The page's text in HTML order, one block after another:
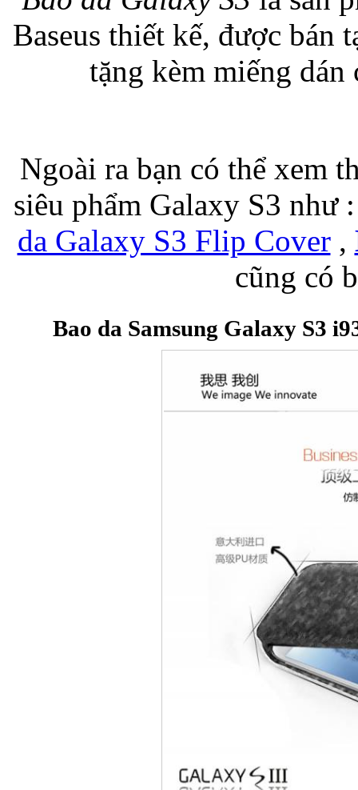
Bao da iPhone
Túi đựng iPad
Bao da Samsung
Bao da Samsung
Baseus thiết kế, được bán
tặng kèm miếng
Ngoài ra bạn có thể xem
siêu phẩm Galaxy S3 như
da Galaxy S3 Flip Cover,
cũng có
Bao da Samsung Galaxy S3